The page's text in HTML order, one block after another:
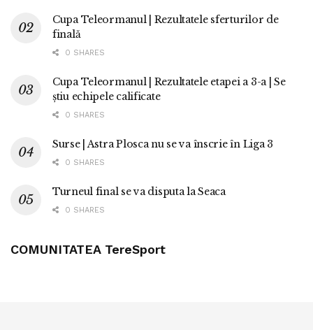
Cupa Teleormanul | Rezultatele sferturilor de
finală
0 SHARES
Cupa Teleormanul | Rezultatele etapei a 3-a | Se
știu echipele calificate
0 SHARES
Surse | Astra Plosca nu se va înscrie în Liga 3
0 SHARES
Turneul final se va disputa la Seaca
0 SHARES
COMUNITATEA TereSport